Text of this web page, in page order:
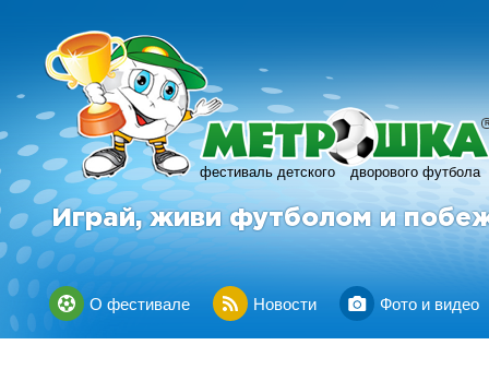
фестиваль детского дворового футбола
R
Играй, живи футболом и
О фестивале Новости Фото и видео